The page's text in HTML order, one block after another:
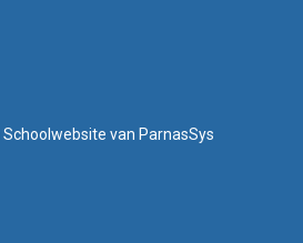
Schoolwebsite van ParnasSys